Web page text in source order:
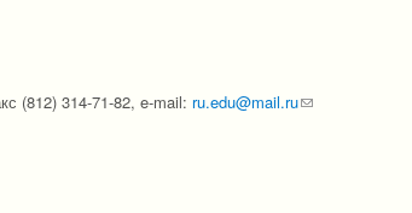
(812) 314-71-82, e-mail: ru.edu@mail.ru(link sends e-